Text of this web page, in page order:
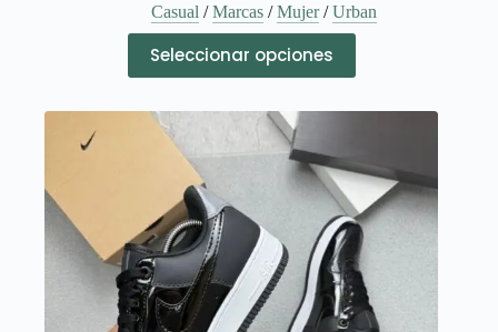
Casual /Marcas/Mujer/Urban
Seleccionar opciones
producto
tiene
variantes.
opciones
elegir
en
la
página
de
producto